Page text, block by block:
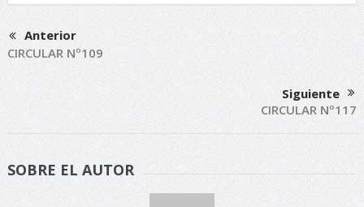
Anterior
CIRCULAR Nº109
Siguiente
CIRCULAR Nº117
SOBRE EL AUTOR